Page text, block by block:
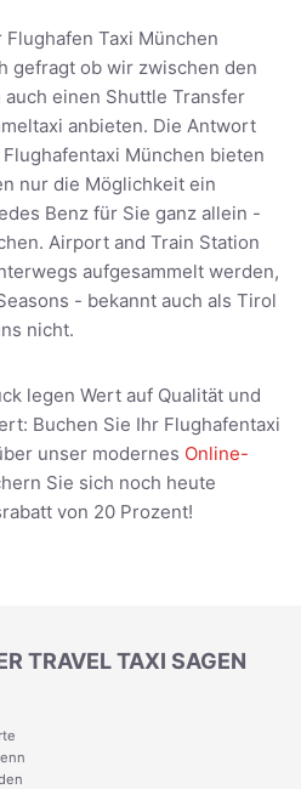
Taxi München
gefragt ob wir zwischen den
einen Shuttle Transfer
anbieten. Die Antwort
München bieten
nur die Möglichkeit ein
Benz für Sie ganz allein -
Airport and Train Station
aufgesammelt werden,
- bekannt auch als Tirol
nicht.
legen Wert auf Qualität und
Buchen Sie Ihr Flughafentaxi
unser modernes Online-
Sie sich noch heute
von 20 Prozent!
TRAVEL TAXI SAGEN